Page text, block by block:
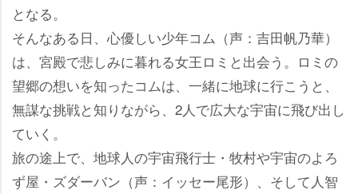
となる。
そんなある日、心優しい少年コム（声：吉田帆乃華）
は、宮殿で悲しみに暮れる女王ロミと出会う。ロミの
望郷の想いを知ったコムは、一緒に地球に行こうと、
無謀な挑戦と知りながら、2人で広大な宇宙に飛び出し
ていく。
旅の途上で、地球人の宇宙飛行士・牧村や宇宙のよろ
ず屋・ズダーバン（声：イッセー尾形）、そして人智